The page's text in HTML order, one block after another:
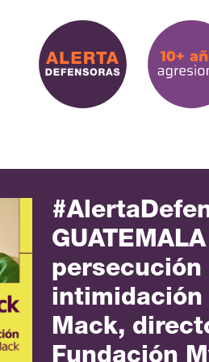
persecución
intimidación
Mack,